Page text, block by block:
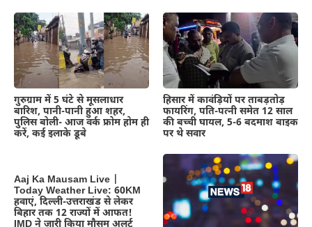
गुरुग्राम में 5 घंटे से मूसलाधार
बारिश, पानी-पानी हुआ शहर,
पुलिस बोली- आज वर्क फ्रोम होम ही
करें, कई इलाके डूबे
हिसार में कावंड़ियों पर ताबड़तोड़
फायरिंग, पति-पत्नी समेत 12 साल
की बच्ची घायल, 5-6 बदमाश बाइक
पर थे सवार
Aaj Ka Mausam Live |
Today Weather Live: 60KM
हवाएं, दिल्ली-उत्तराखंड से लेकर
बिहार तक 12 राज्यों में आफत!